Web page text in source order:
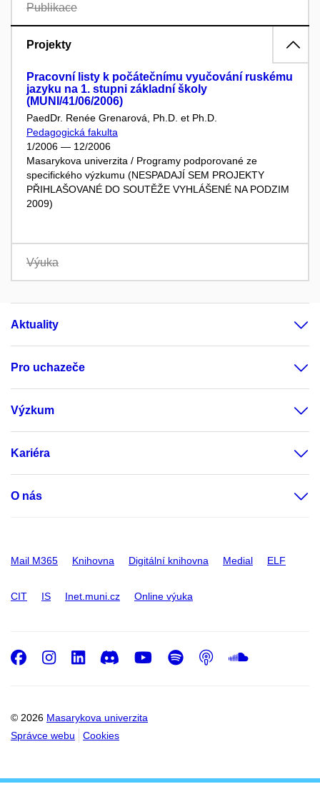
Publikace
Projekty
Pracovní listy k počátečnímu vyučování ruskému
jazyku na 1. stupni základní školy
(MUNI/41/06/2006)
PaedDr. Renée Grenarová, Ph.D. et Ph.D.
Pedagogická fakulta
1/2006 — 12/2006
Masarykova univerzita / Programy podporované ze
specifického výzkumu (NESPADAJÍ SEM PROJEKTY
PŘIHLAŠOVANÉ DO SOUTĚŽE VYHLÁŠENÉ NA PODZIM
2009)
Výuka
Aktuality
Pro uchazeče
Výzkum
Kariéra
O nás
Mail M365 Knihovna Digitální knihovna Medial ELF
CIT IS Inet.muni.cz Online výuka
© 2026 Masarykova univerzita
Správce webu
Cookies
Facebook
Instagram
LinkedIn
DiscordYoutube
Spotify
Podcast